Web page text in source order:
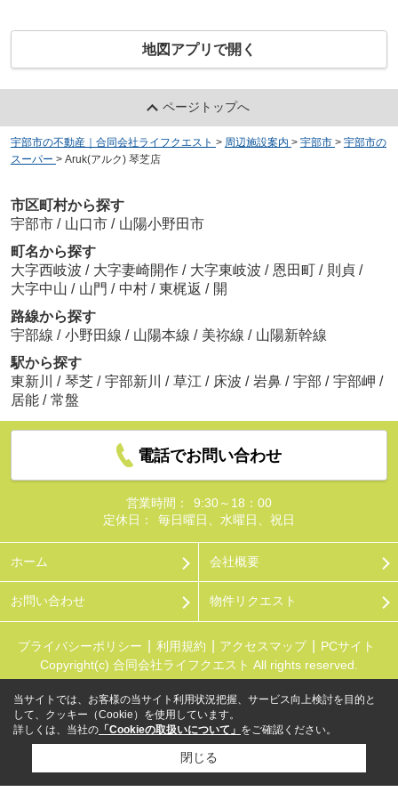
地図アプリで開く
ページトップへ
宇部市の不動産｜合同会社ライフクエスト > 周辺施設案内 > 宇部市 > 宇部市の
スーパー > Aruk(アルク) 琴芝店
市区町村から探す
宇部市 / 山口市 / 山陽小野田市
町名から探す
大字西岐波 / 大字妻崎開作 / 大字東岐波 / 恩田町 / 則貞 /
大字中山 / 山門 / 中村 / 東梶返 / 開
路線から探す
宇部線 / 小野田線 / 山陽本線 / 美祢線 / 山陽新幹線
駅から探す
東新川
/ 琴芝 / 宇部新川 / 草江 / 床波 / 岩鼻 / 宇部 / 宇部岬 /
居能 / 常盤
電話でお問い合わせ
営業時間：
9:30～18：00
定休日：
毎日曜日、水曜日、祝日
ホーム 会社概要
お問い合わせ 物件リクエスト
プライバシーポリシー 利用規約 アクセスマップ
PCサイト
Copyright(c) 合同会社ライフクエスト All rights reserved.
当サイトでは、お客様の当サイト利用状況把握、サービス向上検討を目的と
して、クッキー（Cookie）を使用しています。
詳しくは、当社の 「Cookieの取扱いについて」 をご確認ください。
閉じる